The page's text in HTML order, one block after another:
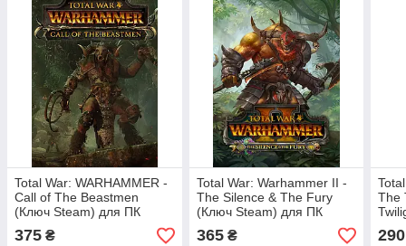
Total War: WARHAMMER -
Call of The Beastmen
(Ключ Steam) для ПК
375 ₴
Total War: Warhammer II -
The Silence & The Fury
(Ключ Steam) для ПК
365₴
The
ПК
290